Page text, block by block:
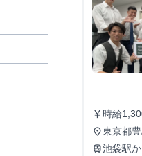
currency_yen時給
place東京都
train池袋駅